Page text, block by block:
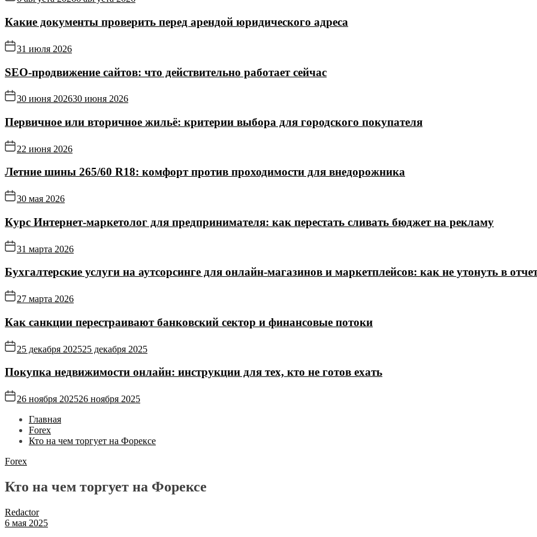
Какие документы проверить перед арендой юридического адреса
31 июля 2026
SEO-продвижение сайтов: что действительно работает сейчас
30 июня 202630 июня 2026
Первичное или вторичное жильё: критерии выбора для городского покупателя
22 июня 2026
Летние шины 265/60 R18: комфорт против проходимости для внедорожника
30 мая 2026
Курс Интернет‑маркетолог для предпринимателя: как перестать сливать бюджет на рекламу
31 марта 2026
Бухгалтерские услуги на аутсорсинге для онлайн‑магазинов и маркетплейсов: как не утонуть в
27 марта 2026
Как санкции перестраивают банковский сектор и финансовые потоки
25 декабря 202525 декабря 2025
Покупка недвижимости онлайн: инструкции для тех, кто не готов ехать
26 ноября 202526 ноября 2025
Главная
Forex
Кто на чем торгует на Форексе
Forex
Кто на чем торгует на Форексе
Redactor
6 мая 2025